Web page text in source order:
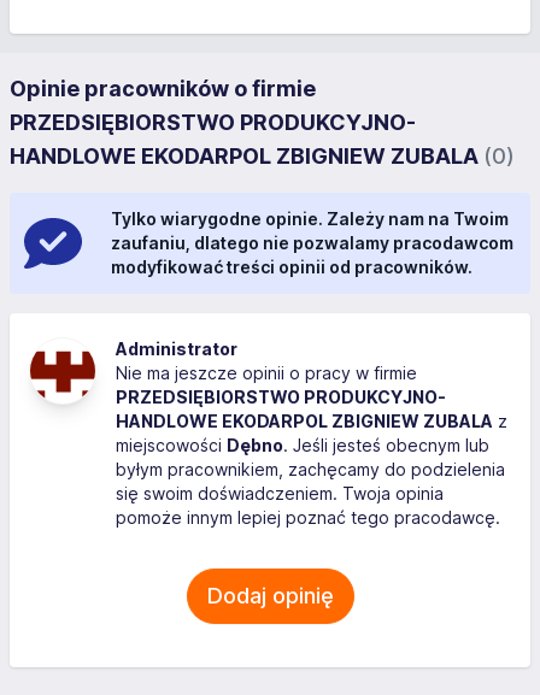
Opinie pracowników o firmie
PRZEDSIĘBIORSTWO PRODUKCYJNO-
HANDLOWE EKODARPOL ZBIGNIEW ZUBALA (0)
Tylko wiarygodne opinie. Zależy nam na Twoim
zaufaniu, dlatego nie pozwalamy pracodawcom
modyfikować treści opinii od pracowników.
Administrator
Nie ma jeszcze opinii o pracy w firmie
PRZEDSIĘBIORSTWO PRODUKCYJNO-
HANDLOWE EKODARPOL ZBIGNIEW ZUBALA z
miejscowości Dębno. Jeśli jesteś obecnym lub
byłym pracownikiem, zachęcamy do podzielenia
się swoim doświadczeniem. Twoja opinia
pomoże innym lepiej poznać tego pracodawcę.
Dodaj opinię